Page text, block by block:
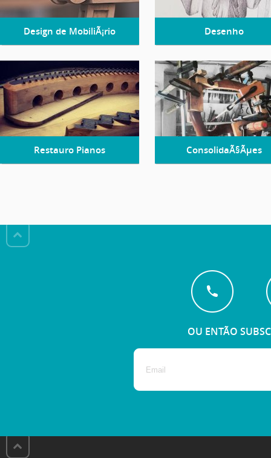
Design de MobiliÃ¡rio Desenho
Restauro Pianos ConsolidaÃ§Ãµes
OU ENTÃO